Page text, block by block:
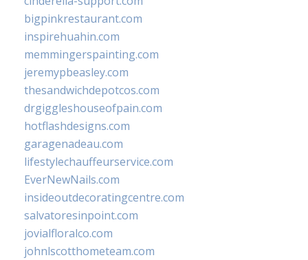
bigpinkrestaurant.com
inspirehuahin.com
memmingerspainting.com
jeremypbeasley.com
thesandwichdepotcos.com
drgiggleshouseofpain.com
hotflashdesigns.com
garagenadeau.com
lifestylechauffeurservice.com
EverNewNails.com
insideoutdecoratingcentre.com
salvatoresinpoint.com
jovialfloralco.com
johnlscotthometeam.com